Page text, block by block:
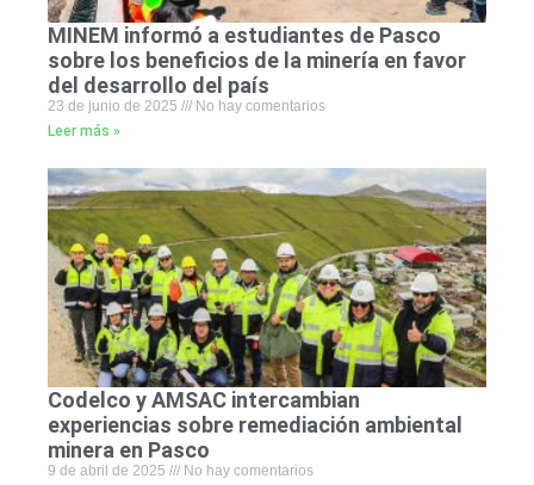
MINEM informó a estudiantes de Pasco
sobre los beneficios de la minería en favor
del desarrollo del país
23 de junio de 2025
No hay comentarios
Leer más »
Codelco y AMSAC intercambian
experiencias sobre remediación ambiental
minera en Pasco
9 de abril de 2025
No hay comentarios